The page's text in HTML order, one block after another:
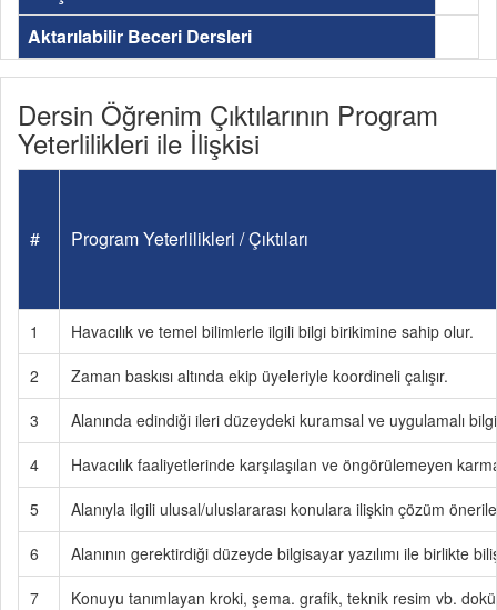
Aktarılabilir Beceri Dersleri
Dersin Öğrenim Çıktılarının Program
Yeterlilikleri ile İlişkisi
# Program Yeterlilikleri / Çıktıları
1
Havacılık ve temel bilimlerle ilgili bilgi birikimine sahip olur.
2
Zaman baskısı altında ekip üyeleriyle koordineli çalışır.
3
Alanında edindiği ileri düzeydeki kuramsal ve uygulamalı
4
Havacılık faaliyetlerinde karşılaşılan ve öngörülemeyen
5
Alanıyla ilgili ulusal/uluslararası konulara ilişkin çözüm
6
Alanının gerektirdiği düzeyde bilgisayar yazılımı ile birlikte
7
Konuyu tanımlayan kroki, şema. grafik, teknik resim vb.